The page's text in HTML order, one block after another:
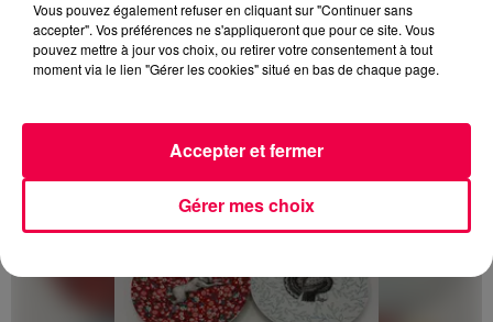
de développement économique et touristique pour
l'ensemble du Grand Est. Les prochains mois seront
décisifs pour savoir si le plan de redressement sera
DERNIÈRES INFOS
Vous pouvez également refuser en cliquant sur "Continuer sans
accepter". Vos préférences ne s'appliqueront que pour ce site. Vous
pouvez mettre à jour vos choix, ou retirer votre consentement à tout
moment via le lien "Gérer les cookies" situé en bas de chaque page.
Gérer mes choix
Accepter et fermer